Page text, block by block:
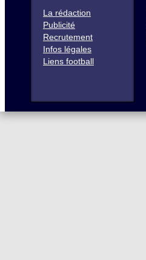
La rédaction
Publicité
Recrutement
Infos légales
Liens football